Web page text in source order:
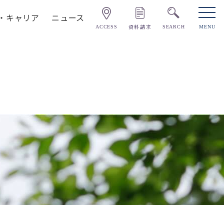
キャリア ニュース
ACCESS 資料請求 SEARCH MENU